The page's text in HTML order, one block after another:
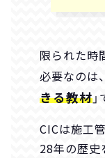
限られた時
必要なのは、
きる教材」
CICは施工
28年の歴史